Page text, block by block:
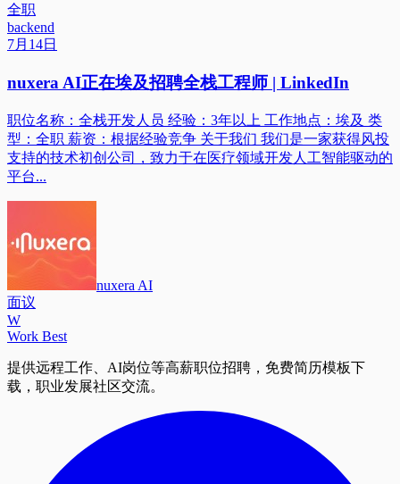
全职
backend
7月14日
nuxera AI正在埃及招聘全栈工程师 | LinkedIn
职位名称：全栈开发人员 经验：3年以上 工作地点：埃及 类
型：全职 薪资：根据经验竞争 关于我们 我们是一家获得风投
支持的技术初创公司，致力于在医疗领域开发人工智能驱动的
平台...
nuxera AI
面议
W
Work Best
提供远程工作、AI岗位等高薪职位招聘，免费简历模板下
载，职业发展社区交流。